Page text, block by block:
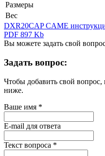
Размеры
Вес
DXR20CAP CAME
PDF 897 Kb
Вы можете задать свой
Задать вопрос:
Чтобы добавить свой
ниже.
Ваше имя *
E-mail для ответа
Текст вопроса *